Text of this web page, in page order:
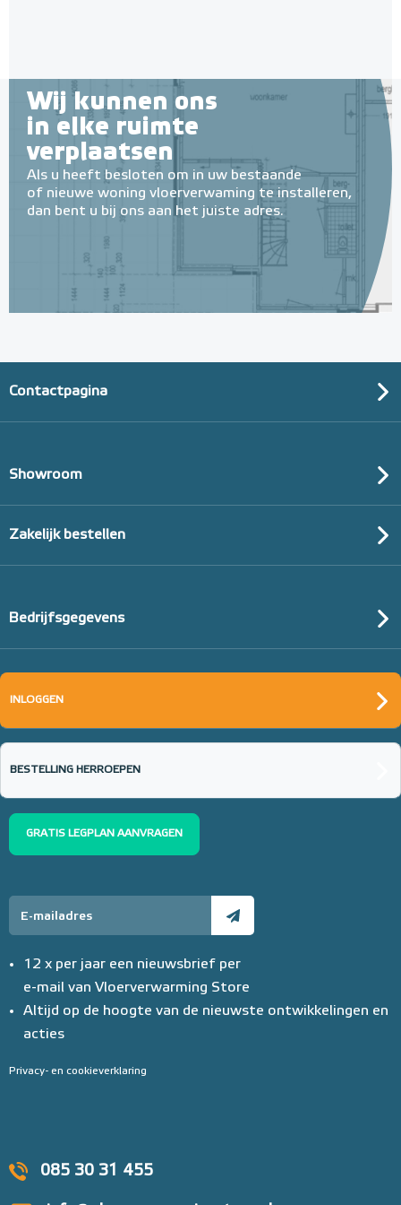
Wij kunnen ons
in elke ruimte
verplaatsen
Als u heeft besloten om in uw bestaande
of nieuwe woning vloerverwaming te installeren,
dan bent u bij ons aan het juiste adres.
085 30 31 455
Contactpagina
Showroom
Zakelijk bestellen
Bedrijfsgegevens
INLOGGEN
BESTELLING HERROEPEN
GRATIS LEGPLAN AANVRAGEN
12 x per jaar een nieuwsbrief per
e-mail van Vloerverwarming Store
Altijd op de hoogte van de nieuwste ontwikkelingen en
acties
Privacy- en cookieverklaring